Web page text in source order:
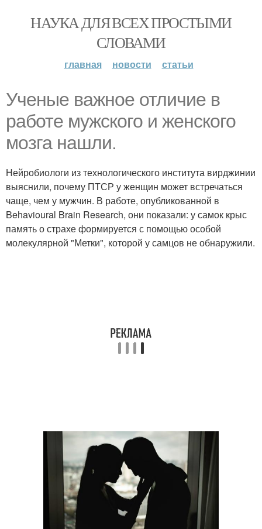
НАУКА ДЛЯ ВСЕХ ПРОСТЫМИ
СЛОВАМИ
главная новости статьи
Ученые важное отличие в
работе мужского и женского
мозга нашли.
Нейробиологи из технологического института вирджинии
выяснили, почему ПТСР у женщин может встречаться
чаще, чем у мужчин. В работе, опубликованной в
Behavioural Brain Research, они показали: у самок крыс
память о страхе формируется с помощью особой
молекулярной "Метки", которой у самцов не обнаружили.